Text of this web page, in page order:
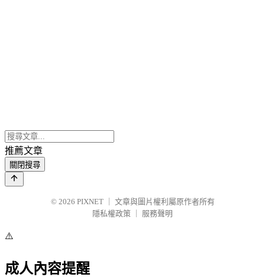
推薦文章
關閉搜尋
© 2026 PIXNET
文章與圖片權利屬原作者所有
隱私權政策
服務聲明
⚠️
成人內容提醒